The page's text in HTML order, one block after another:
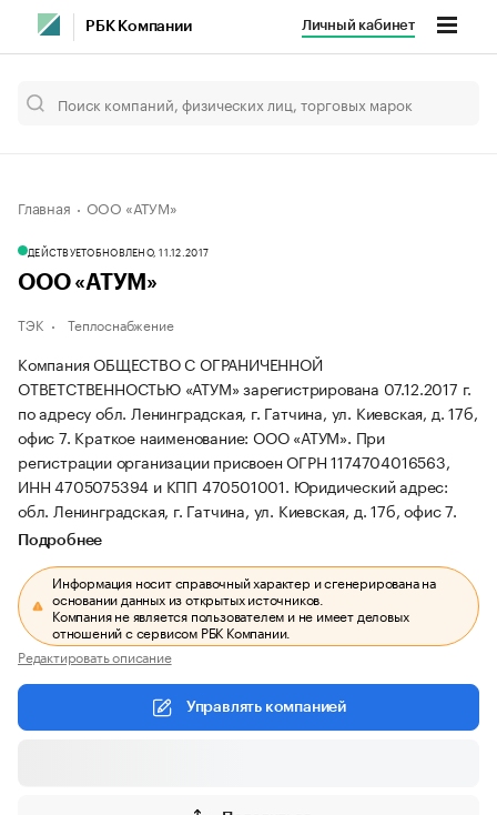
РБК Компании Личный кабинет
Главная ООО «АТУМ»
ДЕЙСТВУЕТОБНОВЛЕНО, 11.12.2017
ООО «АТУМ»
ТЭК Теплоснабжение
Компания ОБЩЕСТВО С ОГРАНИЧЕННОЙ
ОТВЕТСТВЕННОСТЬЮ «АТУМ» зарегистрирована 07.12.2017 г.
по адресу обл. Ленинградская, г. Гатчина, ул. Киевская, д. 17б,
офис 7. Краткое наименование: ООО «АТУМ». При
регистрации организации присвоен ОГРН 1174704016563,
ИНН 4705075394 и КПП 470501001. Юридический адрес:
обл. Ленинградская, г. Гатчина, ул. Киевская, д. 17б, офис 7.
Подробнее
Информация носит справочный характер и сгенерирована на
основании данных из открытых источников.
Компания не является пользователем и не имеет деловых
отношений с сервисом РБК Компании.
Редактировать описание
Управлять компанией